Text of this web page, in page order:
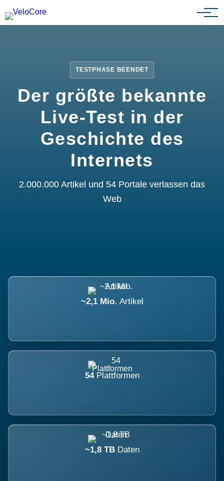
Partnerprogramm
TESTPHASE BEENDET
Der größte bekannte
Live-Test in der
Geschichte des
Internets
2.000.000 Artikel und 54 Portale verlassen das
Web
~2,1 Mio. Artikel
54 Plattformen
~1,8 TB Daten